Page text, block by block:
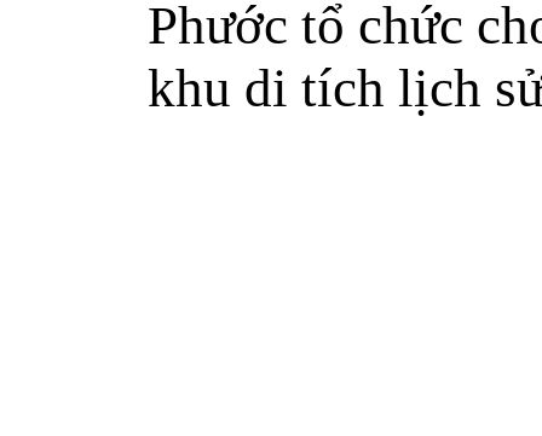
Phước tổ chức
khu di tích lịch